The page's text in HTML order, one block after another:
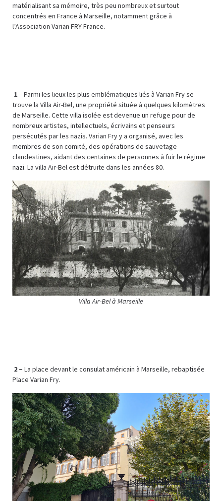
matérialisant sa mémoire, très peu nombreux et surtout
concentrés en France à Marseille, notamment grâce à
l’Association Varian FRY France.
1– Parmi les lieux les plus emblématiques liés à Varian Fry se
trouve la Villa Air-Bel, une propriété située à quelques kilomètres
de Marseille. Cette villa isolée est devenue un refuge pour de
nombreux artistes, intellectuels, écrivains et penseurs
persécutés par les nazis. Varian Fry y a organisé, avec les
membres de son comité, des opérations de sauvetage
clandestines, aidant des centaines de personnes à fuir le régime
nazi. La villa Air-Bel est détruite dans les années 80.
Villa Air-Bel à Marseille
2 – La place devant le consulat américain à Marseille, rebaptisée
Place Varian Fry.